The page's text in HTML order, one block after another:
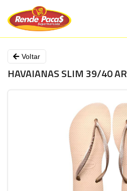
Voltar
HAVAIANAS SLIM 39/40